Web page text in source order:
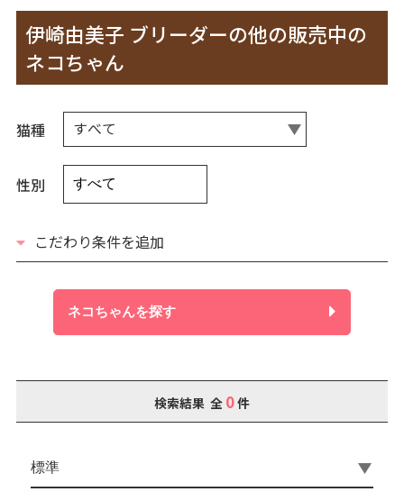
伊崎由美子 ブリーダーの他の販売中の
ネコちゃん
猫種 すべて
性別
こだわり条件を追加
ネコちゃんを探す
検索結果 全 0件